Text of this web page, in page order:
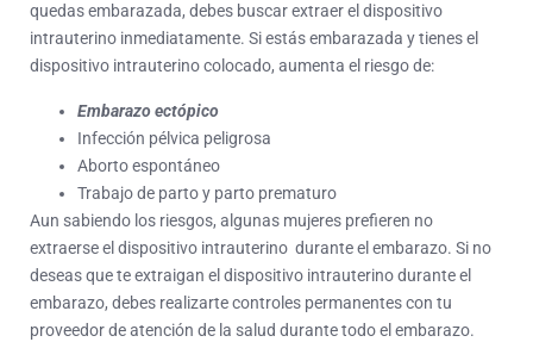
quedas embarazada, debes buscar extraer el dispositivo
intrauterino inmediatamente. Si estás embarazada y tienes el
dispositivo intrauterino colocado, aumenta el riesgo de:
Embarazo ectópico
Infección pélvica peligrosa
Aborto espontáneo
Trabajo de parto y parto prematuro
Aun sabiendo los riesgos, algunas mujeres prefieren no
extraerse el dispositivo intrauterino durante el embarazo. Si no
deseas que te extraigan el dispositivo intrauterino durante el
embarazo, debes realizarte controles permanentes con tu
proveedor de atención de la salud durante todo el embarazo.